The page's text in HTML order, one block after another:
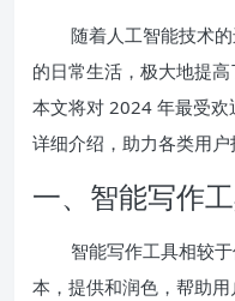
随着人工智能技术
的日常生活，极大地提高
本文将对 2024 年最受欢
详细介绍，助力各类用户
一、智能写作
智能写作工具相较
本，提供和润色，帮助